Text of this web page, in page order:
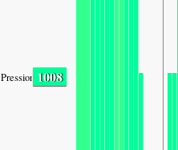
Pression 1008